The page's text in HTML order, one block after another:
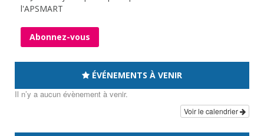
l'APSMART
ÉVÉNEMENTS À VENIR
Il n’y a aucun évènement à venir.
Voir le calendrier